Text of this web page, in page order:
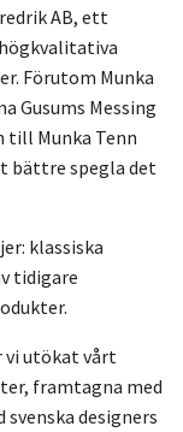
AB, ett
Förutom Munka
Gusums Messing
till Munka Tenn
bättre spegla det
klassiska
tidigare
vi utökat vårt
framtagna med
svenska designers